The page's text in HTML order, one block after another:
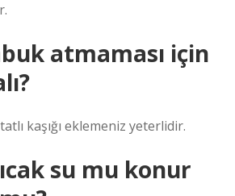
atmaması için
kaşığı eklemeniz yeterlidir.
su mu konur